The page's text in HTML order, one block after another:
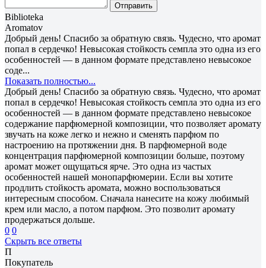
Отправить
Biblioteka
Aromatov
Добрый день! Спасибо за обратную связь. Чудесно, что аромат
попал в сердечко! Невысокая стойкость семпла это одна из его
особенностей — в данном формате представлено невысокое
соде...
Показать полностью...
Добрый день! Спасибо за обратную связь. Чудесно, что аромат
попал в сердечко! Невысокая стойкость семпла это одна из его
особенностей — в данном формате представлено невысокое
содержание парфюмерной композиции, что позволяет аромату
звучать на коже легко и нежно и сменять парфюм по
настроению на протяжении дня. В парфюмерной воде
концентрация парфюмерной композиции больше, поэтому
аромат может ощущаться ярче. Это одна из частых
особенностей нашей монопарфюмерии. Если вы хотите
продлить стойкость аромата, можно воспользоваться
интересным способом. Сначала нанесите на кожу любимый
крем или масло, а потом парфюм. Это позволит аромату
продержаться дольше.
0 0
Скрыть все ответы
П
Покупатель